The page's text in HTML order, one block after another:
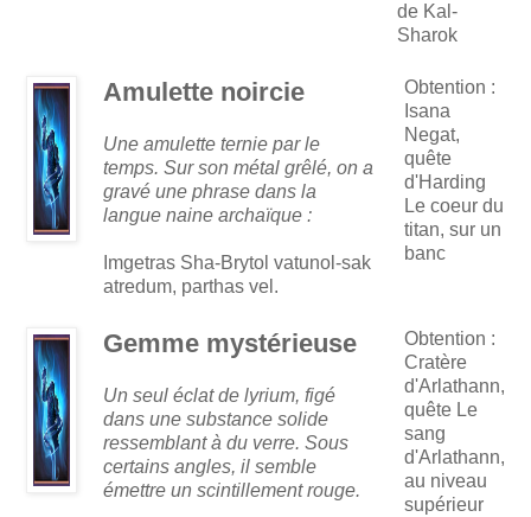
de Kal-
Sharok
Amulette noircie
Une amulette ternie par le
temps. Sur son métal grêlé, on a
gravé une phrase dans la
langue naine archaïque :
Imgetras Sha-Brytol vatunol-sak
atredum, parthas vel.
Obtention :
Isana
Negat,
quête
d'Harding
Le coeur du
titan, sur un
banc
Gemme mystérieuse
Un seul éclat de lyrium, figé
dans une substance solide
ressemblant à du verre. Sous
certains angles, il semble
émettre un scintillement rouge.
Obtention :
Cratère
d'Arlathann,
quête Le
sang
d'Arlathann,
au niveau
supérieur